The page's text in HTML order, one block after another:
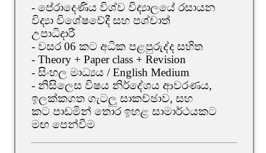
- පේරාදෙණිය විශ්ව විද්‍යාලයේ රසායන
විද්‍යා විශේෂවේදී සහ පශ්චාත්
උපාධිදාරී
- වසර 06 කට අධික පළපුරුද්ද සහිත
- Theory + Paper class + Revision
- සිංහල මාධ්‍යය / English Medium
- නිසිලෙස විෂය නිර්දේශය ආවරණය,
ඉලක්කගත ගැටලු සාකච්ඡාව, සහ
කට පාඩමින් තොර ඉහළ සාමාර්ථයකට
මඟ පෙන්වීම